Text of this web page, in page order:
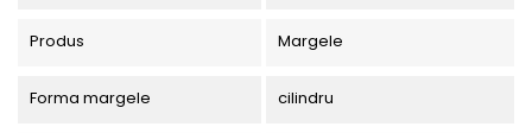
Produs Margele
Forma margele cilindru